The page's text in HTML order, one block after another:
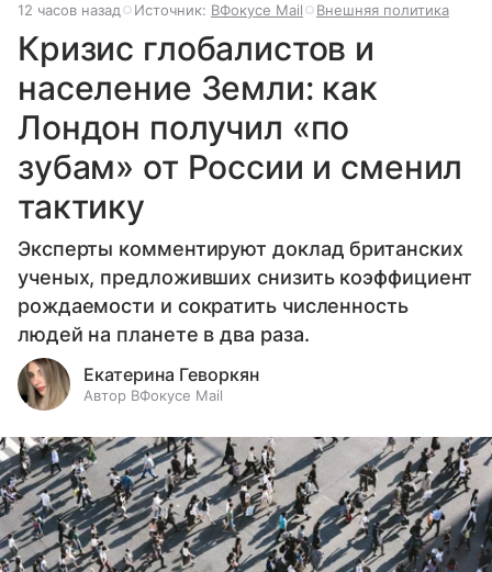
12 часов назад Источник: ВФокусе Mail Внешняя политика
Кризис глобалистов и
население Земли: как
Лондон получил «по
зубам» от России и сменил
тактику
Эксперты комментируют доклад британских
ученых, предложивших снизить коэффициент
рождаемости и сократить численность
людей на планете в два раза.
Екатерина Геворкян
Автор ВФокусе Mail